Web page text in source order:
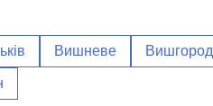
Вишневе Вишгород